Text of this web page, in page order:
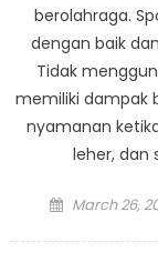
berolahraga.
dengan baik
Tidak
memiliki dampak
nyamanan
leher, dan
Posted
March 26,